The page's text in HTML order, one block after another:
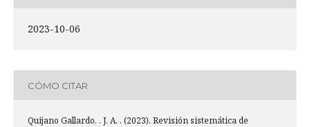
2023-10-06
CÓMO CITAR
Quijano Gallardo, . J. A. . (2023). Revisión sistemática de